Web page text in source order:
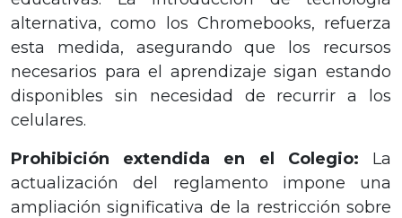
alternativa, como los Chromebooks, refuerza
esta medida, asegurando que los recursos
necesarios para el aprendizaje sigan estando
disponibles sin necesidad de recurrir a los
celulares.
Prohibición extendida en el Colegio: La
actualización del reglamento impone una
ampliación significativa de la restricción sobre